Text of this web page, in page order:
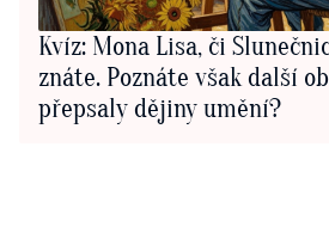
Kvíz: Mona Lisa, či
znáte. Poznáte však další
přepsaly dějiny umění?